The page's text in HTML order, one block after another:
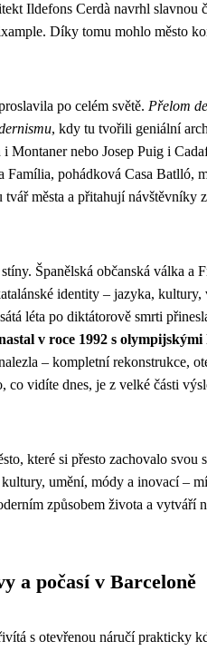
Ildefons Cerdà navrhl slavnou
Díky tomu mohlo město
po celém světě. Přelom
, kdy tu tvořili geniální
Montaner nebo Josep Puig i
Família, pohádková Casa Batlló,
města a přitahují návštěvníky
Španělská občanská válka a
identity – jazyka, kultury,
léta po diktátorově smrti
v roce 1992 s
– kompletní rekonstrukce,
co vidíte dnes, je z velké části
které si přesto zachovalo svou
umění, módy a inovací –
způsobem života a vytváří
a počasí v Barceloně
s otevřenou náručí prakticky